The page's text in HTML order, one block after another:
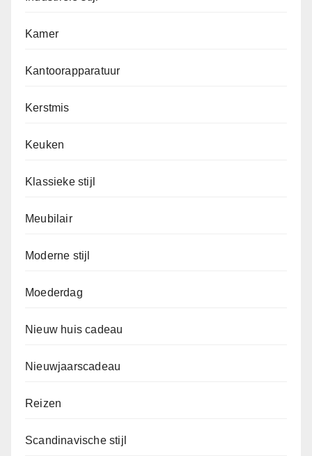
Kamer
Kantoorapparatuur
Kerstmis
Keuken
Klassieke stijl
Meubilair
Moderne stijl
Moederdag
Nieuw huis cadeau
Nieuwjaarscadeau
Reizen
Scandinavische stijl